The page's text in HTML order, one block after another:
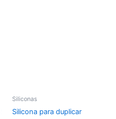
Siliconas
Silicona para duplicar